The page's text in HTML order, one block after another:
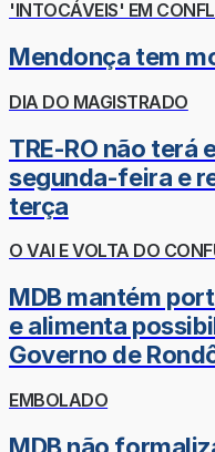
'INTOCÁVEIS' EM
Mendonça tem
DIA DO MAGISTRADO
TRE-RO não terá
segunda-feira e
terça
O VAI E VOLTA DO
MDB mantém
e alimenta
Governo de
EMBOLADO